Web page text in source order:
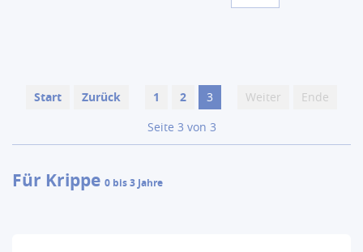
Start Zurück 1 2 3 Weiter
Ende
Seite 3 von 3
Für Krippe 0 bis 3 Jahre